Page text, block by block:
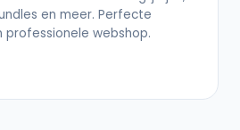
en meer. Perfecte
professionele webshop.